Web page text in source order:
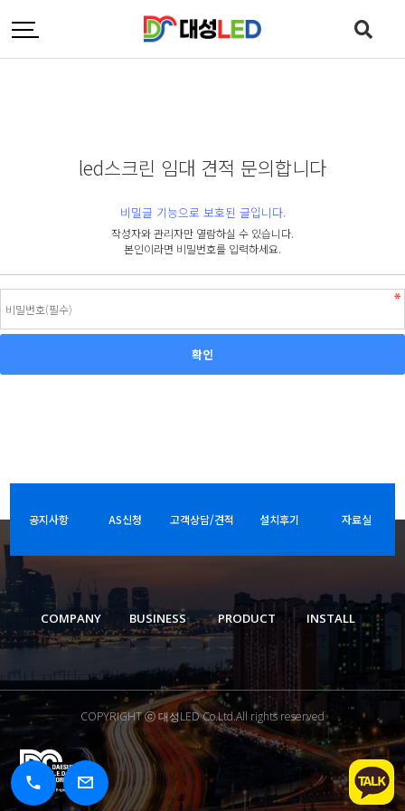
led스크린 임대 견적 문의합니다
비밀글 기능으로 보호된 글입니다.
작성자와 관리자만 열람하실 수 있습니다.
본인이라면 비밀번호를 입력하세요.
공지사항 AS신청 고객상담/견적 설치후기 자료실
COMPANY BUSINESS PRODUCT INSTALL
COPYRIGHT ⓒ 대성LED Co.Ltd.All rights reserved